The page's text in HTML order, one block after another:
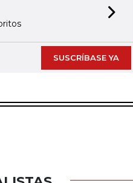
SUSCRÍBASE YA